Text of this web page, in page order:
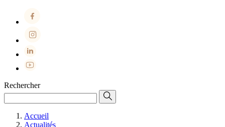
Rechercher
Accueil
Actualités